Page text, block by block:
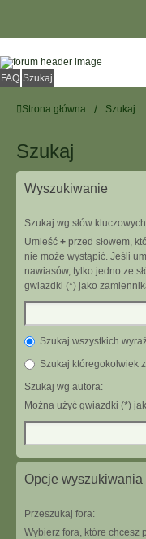
FAQ Szukaj
Strona główna Szukaj
Szukaj
Wyszukiwanie
Szukaj wg słów
Umieść + przed słowem,
nie może wystąpić. Jeśli
nawiasów, tylko jedno ze
gwiazdki (*) jako
Szukaj wszystkich
Szukaj któregokolwiek
Szukaj wg autora:
Można użyć gwiazdki (*)
Opcje wyszukiwania
Przeszukaj fora:
Wybierz fora, które chcesz